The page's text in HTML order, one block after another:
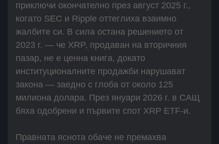
приключи окончателно през август 2025 г.,
когато SEC и Ripple оттеглиха взаимно
жалбите си. В сила остана решението от
2023 г. — че XRP, продаван на вторичния
пазар, не е ценна книга, докато
институционалните продажби нарушават
закона — заедно с глоба от около 125
милиона долара. През януари 2026 г. в САЩ
бяха одобрени и първите спот XRP ETF-и.
Правната яснота обаче не премахва